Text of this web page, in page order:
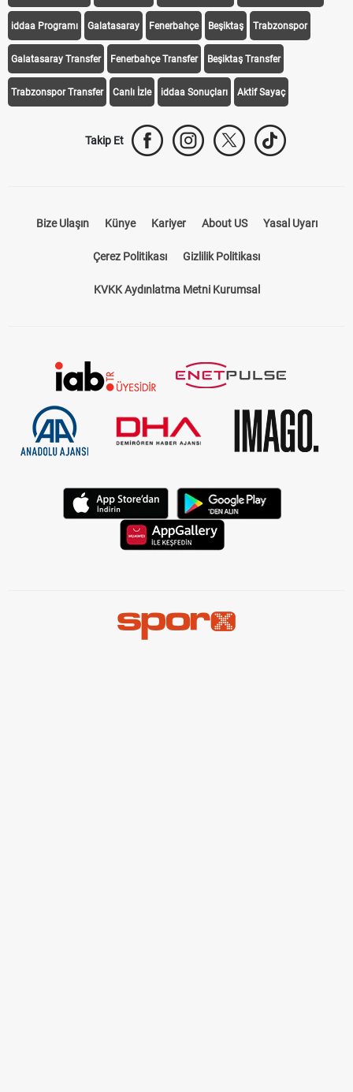
iddaa Programı Galatasaray Fenerbahçe Beşiktaş Trabzonspor
Galatasaray Transfer Fenerbahçe Transfer Beşiktaş Transfer
Trabzonspor Transfer Canlı İzle iddaa Sonuçları Aktif Sayaç
Takip Et
Bize Ulaşın Künye Kariyer About US Yasal Uyarı
Çerez Politikası Gizlilik Politikası
KVKK Aydınlatma Metni Kurumsal